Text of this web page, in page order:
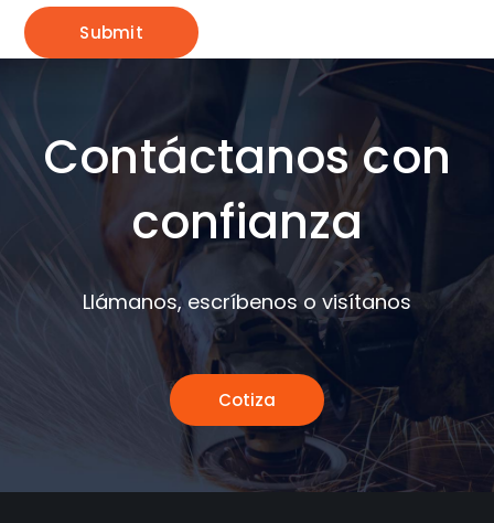
Contáctanos con
confianza
Llámanos, escríbenos o visítanos
Cotiza